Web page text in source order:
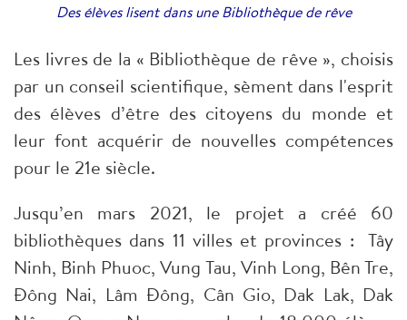
Des élèves lisent dans une Bibliothèque de rêve
Les livres de la « Bibliothèque de rêve », choisis
par un conseil scientifique, sèment dans l'esprit
des élèves d’être des citoyens du monde et
leur font acquérir de nouvelles compétences
pour le 21e siècle.
Jusqu’en mars 2021, le projet a créé 60
bibliothèques dans 11 villes et provinces : Tây
Ninh, Binh Phuoc, Vung Tau, Vinh Long, Bên Tre,
Đông Nai, Lâm Đông, Cân Gio, Dak Lak, Dak